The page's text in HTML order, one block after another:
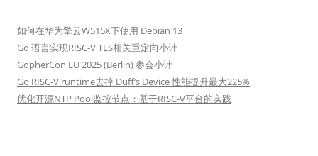
如何在华为擎云W515X下使用 Debian 13
Go 语言实现RISC-V TLS相关重定向小计
GopherCon EU 2025 (Berlin) 参会小计
Go RISC-V runtime去掉 Duff’s Device 性能提升最大225%
优化开源NTP Pool监控节点：基于RISC-V平台的实践